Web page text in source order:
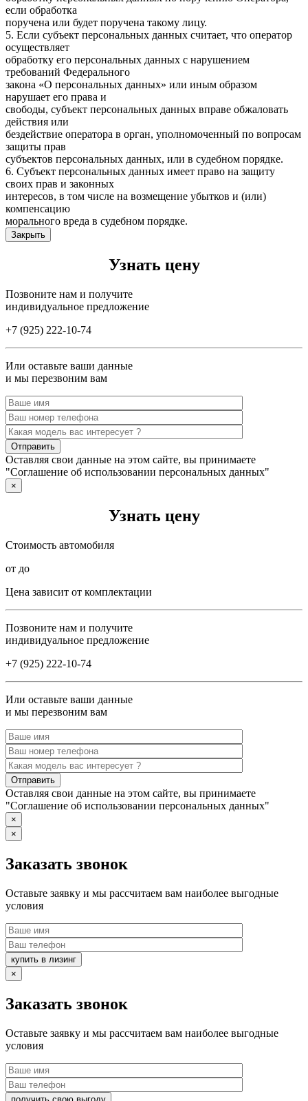
если обработка
поручена или будет поручена такому лицу.
5. Если субъект персональных данных считает, что оператор
осуществляет
обработку его персональных данных с нарушением
требований Федерального
закона «О персональных данных» или иным образом
нарушает его права и
свободы, субъект персональных данных вправе обжаловать
действия или
бездействие оператора в орган, уполномоченный по вопросам
защиты прав
субъектов персональных данных, или в судебном порядке.
6. Субъект персональных данных имеет право на защиту
своих прав и законных
интересов, в том числе на возмещение убытков и (или)
компенсацию
морального вреда в судебном порядке.
Закрыть
Узнать цену
Позвоните нам и получите
индивидуальное предложение
+7 (925) 222-10-74
Или оставьте ваши данные
и мы перезвоним вам
Оставляя свои данные на этом сайте, вы принимаете
"Соглашение об использовании персональных данных"
×
Узнать цену
Стоимость автомобиля
от до
Цена зависит от комплектации
Позвоните нам и получите
индивидуальное предложение
+7 (925) 222-10-74
Или оставьте ваши данные
и мы перезвоним вам
Оставляя свои данные на этом сайте, вы принимаете
"Соглашение об использовании персональных данных"
×
×
Заказать звонок
Оставьте заявку и мы рассчитаем вам наиболее выгодные
условия
купить в лизинг
×
Заказать звонок
Оставьте заявку и мы рассчитаем вам наиболее выгодные
условия